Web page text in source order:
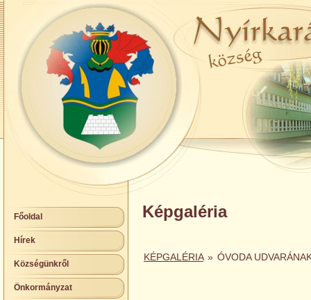
Főoldal
Hírek
Községünkről
Önkormányzat
Képgaléria
KÉPGALÉRIA » ÓVODA